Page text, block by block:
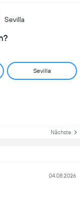
Sevilla
Sevilla
Nächste
04.08.2026